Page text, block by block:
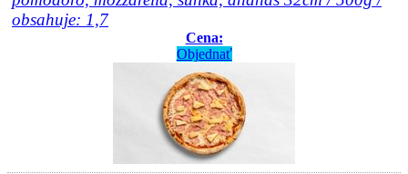
obsahuje: 1,7
Cena:
Objednať